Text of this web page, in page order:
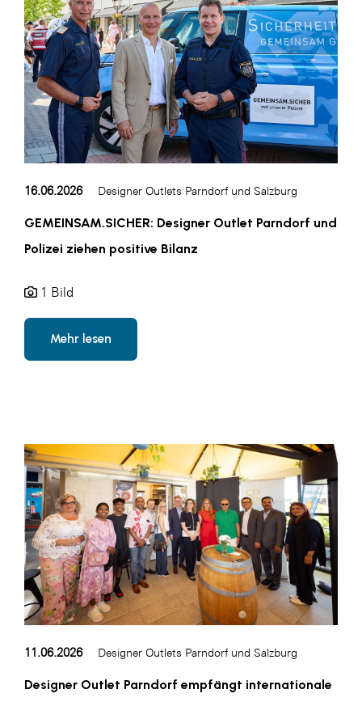
16.06.2026 Designer Outlets Parndorf und Salzburg
GEMEINSAM.SICHER: Designer Outlet Parndorf und
Polizei ziehen positive Bilanz
1 Bild
Mehr lesen
11.06.2026 Designer Outlets Parndorf und Salzburg
Designer Outlet Parndorf empfängt internationale